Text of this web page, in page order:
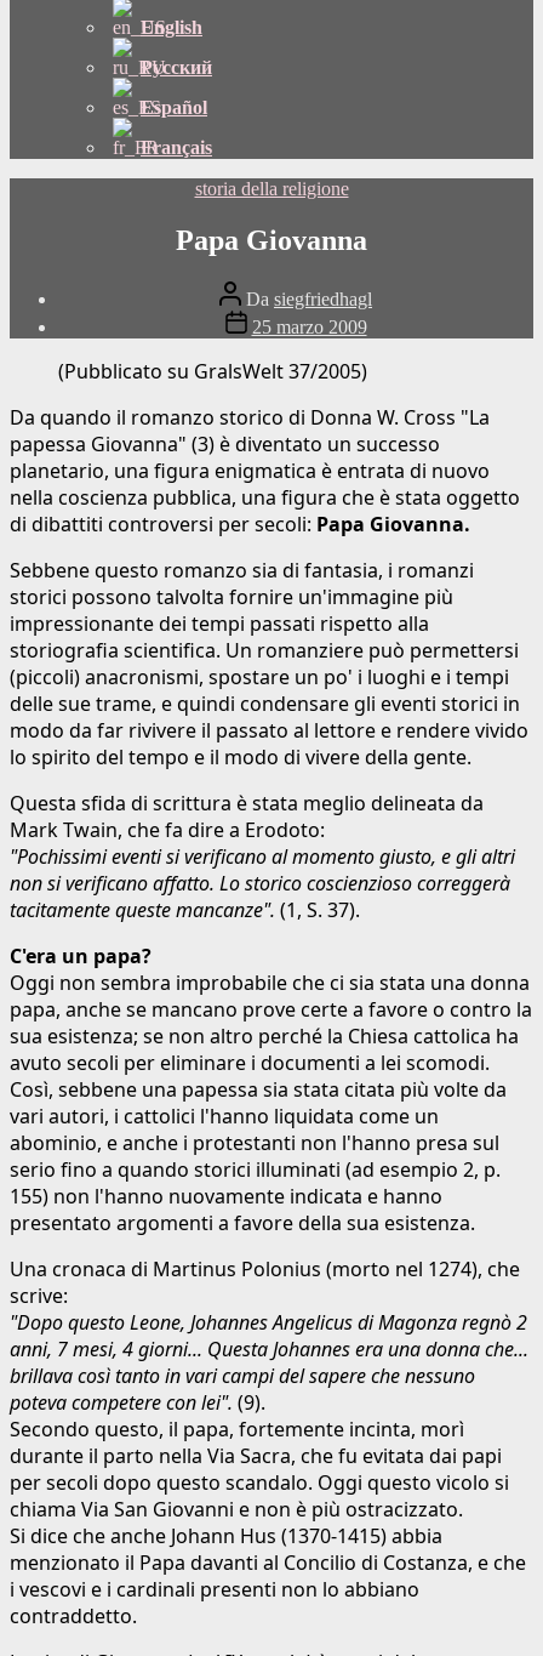
English
Русский
Español
Français
Categorie
storia della religione
Papa Giovanna
Autore
del
post
Da siegfriedhagl
Data
di
pubblicazione
25 marzo 2009
(Pubblicato su GralsWelt 37/2005)
Da quando il romanzo storico di Donna W. Cross "La
papessa Giovanna" (3) è diventato un successo
planetario, una figura enigmatica è entrata di nuovo
nella coscienza pubblica, una figura che è stata oggetto
di dibattiti controversi per secoli: Papa Giovanna.
Sebbene questo romanzo sia di fantasia, i romanzi
storici possono talvolta fornire un'immagine più
impressionante dei tempi passati rispetto alla
storiografia scientifica. Un romanziere può permettersi
(piccoli) anacronismi, spostare un po' i luoghi e i tempi
delle sue trame, e quindi condensare gli eventi storici in
modo da far rivivere il passato al lettore e rendere vivido
lo spirito del tempo e il modo di vivere della gente.
Questa sfida di scrittura è stata meglio delineata da
Mark Twain, che fa dire a Erodoto:
"Pochissimi eventi si verificano al momento giusto, e gli altri
non si verificano affatto. Lo storico coscienzioso correggerà
tacitamente queste mancanze". (1, S. 37).
C'era un papa?
Oggi non sembra improbabile che ci sia stata una donna
papa, anche se mancano prove certe a favore o contro la
sua esistenza; se non altro perché la Chiesa cattolica ha
avuto secoli per eliminare i documenti a lei scomodi.
Così, sebbene una papessa sia stata citata più volte da
vari autori, i cattolici l'hanno liquidata come un
abominio, e anche i protestanti non l'hanno presa sul
serio fino a quando storici illuminati (ad esempio 2, p.
155) non l'hanno nuovamente indicata e hanno
presentato argomenti a favore della sua esistenza.
Una cronaca di Martinus Polonius (morto nel 1274), che
scrive:
"Dopo questo Leone, Johannes Angelicus di Magonza regnò 2
anni, 7 mesi, 4 giorni... Questa Johannes era una donna che...
brillava così tanto in vari campi del sapere che nessuno
poteva competere con lei". (9).
Secondo questo, il papa, fortemente incinta, morì
durante il parto nella Via Sacra, che fu evitata dai papi
per secoli dopo questo scandalo. Oggi questo vicolo si
chiama Via San Giovanni e non è più ostracizzato.
Si dice che anche Johann Hus (1370-1415) abbia
menzionato il Papa davanti al Concilio di Costanza, e che
i vescovi e i cardinali presenti non lo abbiano
contraddetto.